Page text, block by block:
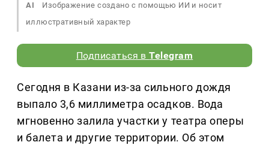
AI
Изображение создано с помощью ИИ и носит
иллюстративный характер
Подписаться вTelegram
Сегодня в Казани из-за сильного дождя
выпало 3,6 миллиметра осадков. Вода
мгновенно залила участки у театра оперы
и балета и другие территории. Об этом